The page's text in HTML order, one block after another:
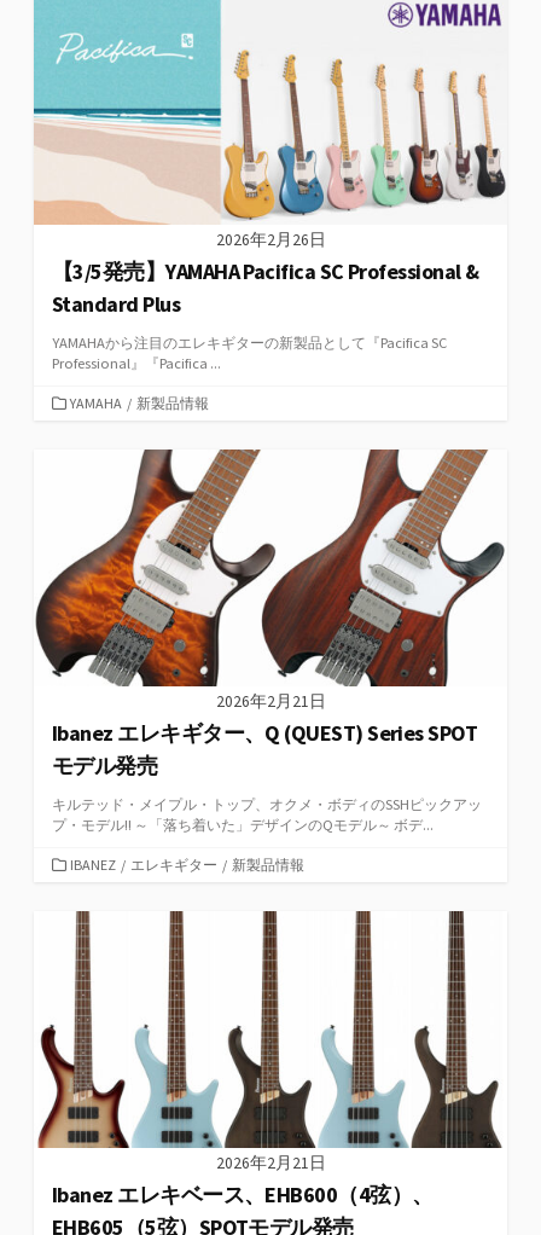
ー
2026年2月26日
【3/5発売】YAMAHA Pacifica SC Professional &
Standard Plus
YAMAHAから注目のエレキギターの新製品として『Pacifica SC
Professional』『Pacifica ...
カYAMAHA / 新製品情報
2026年2月21日
Ibanez エレキギター、Q (QUEST) Series SPOT
モデル発売
キルテッド・メイプル・トップ、オクメ・ボディのSSHピックアッ
プ・モデル!! ～「落ち着いた」デザインのQモデル～ ボデ...
カ
ゴ
ー
IBANEZ / エレキギター / 新製品情報
2026年2月21日
Ibanez エレキベース、EHB600（4弦）、
EHB605（5弦）SPOTモデル発売